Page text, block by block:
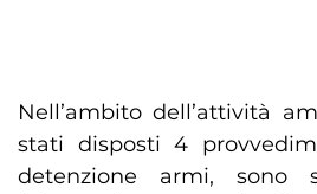
Nell’ambito dell’attività
stati disposti 4
detenzione armi, sono